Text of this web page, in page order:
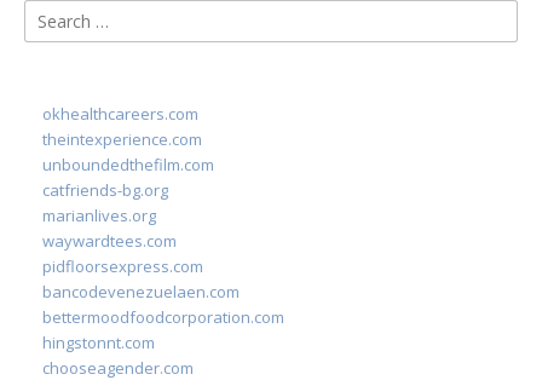
Search
for:
okhealthcareers.com
theintexperience.com
unboundedthefilm.com
catfriends-bg.org
marianlives.org
waywardtees.com
pidfloorsexpress.com
bancodevenezuelaen.com
bettermoodfoodcorporation.com
hingstonnt.com
chooseagender.com